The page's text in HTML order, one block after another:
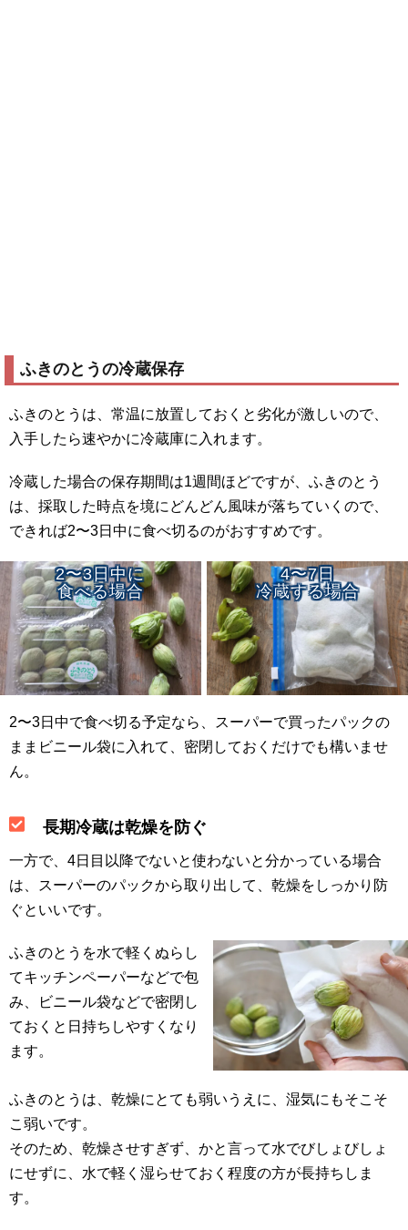
ふきのとうの冷蔵保存
ふきのとうは、常温に放置しておくと劣化が激しいので、
入手したら速やかに冷蔵庫に入れます。
冷蔵した場合の保存期間は1週間ほどですが、ふきのとう
は、採取した時点を境にどんどん風味が落ちていくので、
できれば2〜3日中に食べ切るのがおすすめです。
2〜3日中に
食べる場合
4〜7日
冷蔵する場合
2〜3日中で食べ切る予定なら、スーパーで買ったパックの
ままビニール袋に入れて、密閉しておくだけでも構いませ
ん。
長期冷蔵は乾燥を防ぐ
一方で、4日目以降でないと使わないと分かっている場合
は、スーパーのパックから取り出して、乾燥をしっかり防
ぐといいです。
ふきのとうを水で軽くぬらし
てキッチンペーパーなどで包
み、ビニール袋などで密閉し
ておくと日持ちしやすくなり
ます。
ふきのとうは、乾燥にとても弱いうえに、湿気にもそこそ
こ弱いです。
そのため、乾燥させすぎず、かと言って水でびしょびしょ
にせずに、水で軽く湿らせておく程度の方が長持ちしま
す。